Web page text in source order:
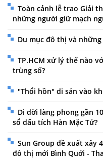
Toàn cảnh lễ trao Giải
những người giữ mạch
Du mục đô thị và
TP.HCM xử lý thế nào
trùng số?
"Thổi hồn" di sản vào
Di dời làng phong gần
sổ dấu tích Hàn Mặc Tử?
Sun Group đề xuất xây
đô thị mới Bình Quới -